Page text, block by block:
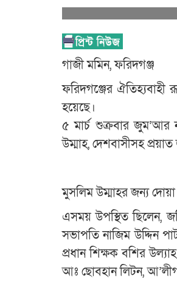
গাজী মমিন, ফরিদগঞ্জ
ফরিদগঞ্জের
হয়েছে।
৫ মার্চ শুক্রবার জুম’আর
উম্মাহ, দেশবাসীসহ
মুসলিম উম্মাহর জন্য
এসময় উপস্থিত ছিলেন,
সভাপতি নাজিম উদ্দিন
প্রধান শিক্ষক বশির
আঃ ছোবহান লিটন,